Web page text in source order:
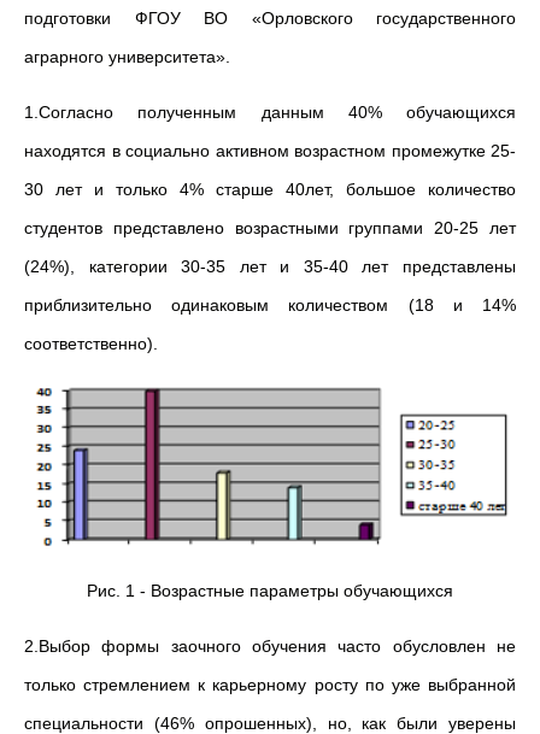
подготовки ФГОУ ВО «Орловского государственного
аграрного университета».
1.Согласно полученным данным 40% обучающихся
находятся в социально активном возрастном промежутке 25-
30 лет и только 4% старше 40лет, большое количество
студентов представлено возрастными группами 20-25 лет
(24%), категории 30-35 лет и 35-40 лет представлены
приблизительно одинаковым количеством (18 и 14%
соответственно).
Рис. 1 - Возрастные параметры обучающихся
2.Выбор формы заочного обучения часто обусловлен не
только стремлением к карьерному росту по уже выбранной
специальности (46% опрошенных), но, как были уверены